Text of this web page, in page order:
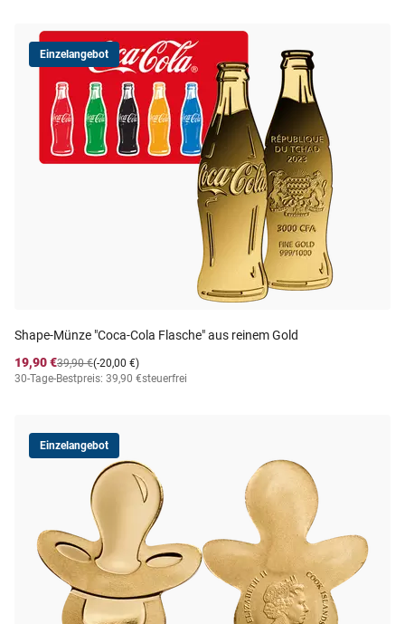
Einzelangebot
Shape-Münze "Coca-Cola Flasche" aus reinem Gold
19,90 €
(-20,00 €)
39,90 €
30-Tage-Bestpreis: 39,90 €steuerfrei
Einzelangebot